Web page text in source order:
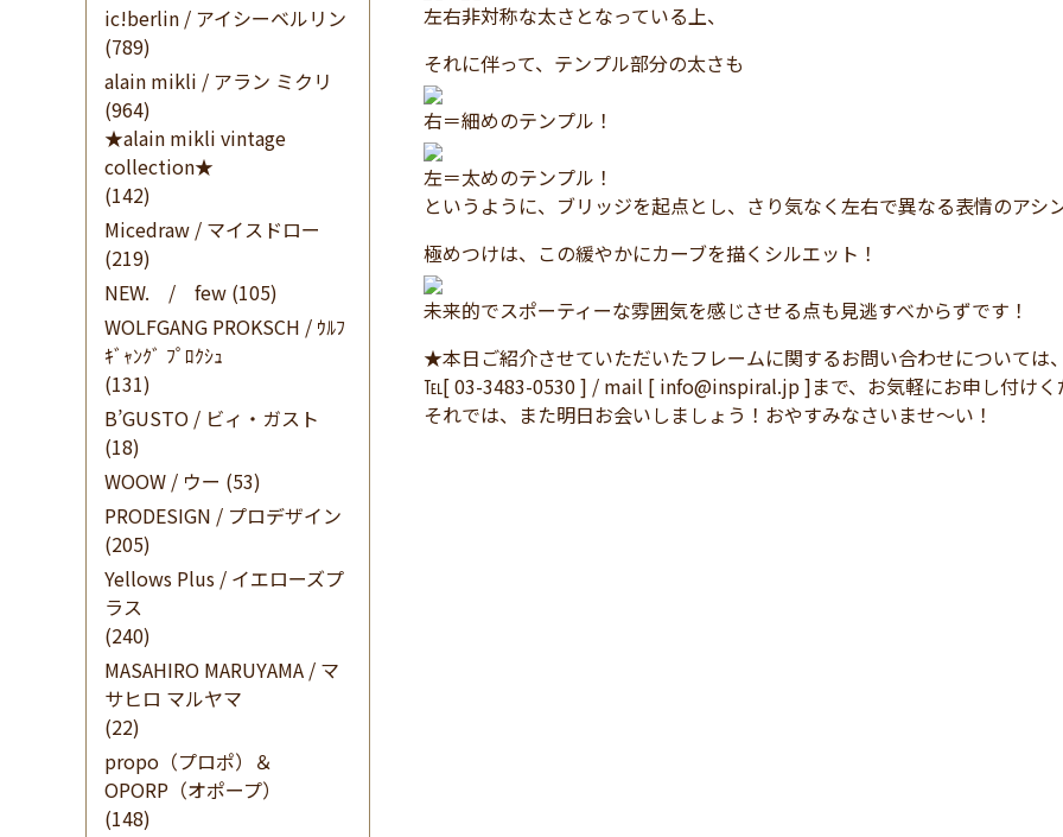
ic!berlin / アイシーベルリン
(789)
alain mikli / アラン ミクリ
(964)
★alain mikli vintage
collection★
(142)
Micedraw / マイスドロー
(219)
NEW. / few (105)
WOLFGANG PROKSCH / ｳﾙﾌ
ｷﾞｬﾝｸﾞ ﾌﾟﾛｸｼｭ
(131)
B’GUSTO / ビィ・ガスト
(18)
WOOW / ウー (53)
PRODESIGN / プロデザイン
(205)
Yellows Plus / イエローズプ
ラス
(240)
MASAHIRO MARUYAMA / マ
サヒロ マルヤマ
(22)
propo（プロポ）＆
OPORP（オポープ）
(148)
左右非対称な太さとなっている上、
それに伴って、テンプル部分の太さも
右＝細めのテンプル！
左＝太めのテンプル！
というように、ブリッジを起点とし、さり気なく左右で異なる表情のアシ
極めつけは、この緩やかにカーブを描くシルエット！
未来的でスポーティーな雰囲気を感じさせる点も見逃すべからずです！
★本日ご紹介させていただいたフレームに関するお問い合わせについては、
℡[ 03-3483-0530 ] / mail [ info@inspiral.jp ]まで、お気軽にお申し付けく
それでは、また明日お会いしましょう！おやすみなさいませ～い！